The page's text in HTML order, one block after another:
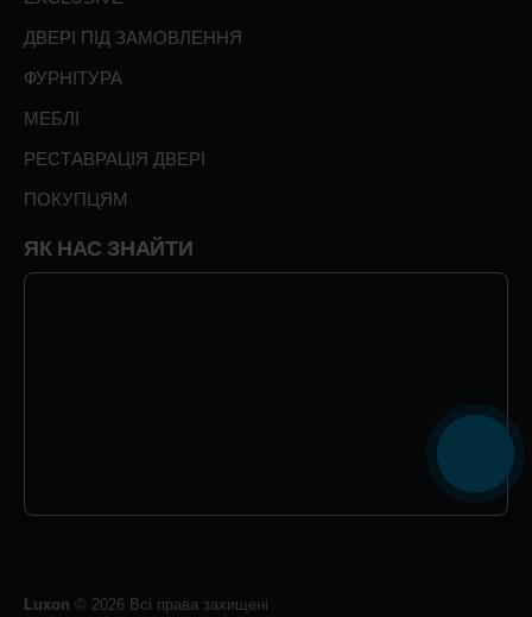
ДВЕРІ ПІД ЗАМОВЛЕННЯ
ФУРНІТУРА
МЕБЛІ
РЕСТАВРАЦІЯ ДВЕРІ
ПОКУПЦЯМ
ЯК НАС ЗНАЙТИ
Luxon © 2026 Всі права захищені